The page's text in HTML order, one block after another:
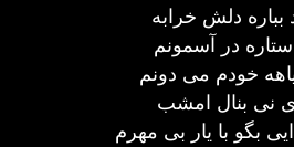
بباره دلش خرابه
در آسمونم
خودم می دونم
نی بنال امشب
بگو با یار بی مهرم